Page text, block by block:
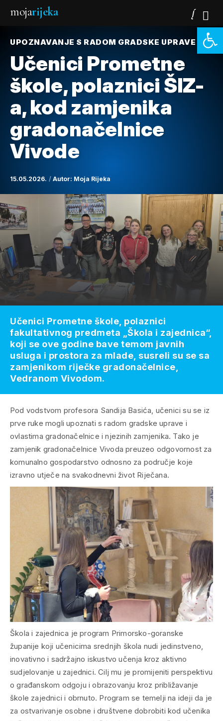
mojarijeka
UPOZNAVANJE S RADOM GRADSKE UPRAVE
Učenici Prometne
škole, polaznici ŠIZ-
a, kod zamjenika
gradonačelnice
Vivode
15.05.2026. Autor: Moja Rijeka
Pod vodstvom profesora Sandija Basića, učenici su se iz
prve ruke mogli upoznati s radom gradske uprave i
ovlastima gradonačelnice i njezinih zamjenika. Tako je
zamjenik gradonačelnice Vivoda preuzeo odgovornost za
komunalno gospodarstvo odnosno za područje koje
izravno utječe na svakodnevni život Riječana.
Škola i zajednica je program Primorsko-goranske
županije koji učenicima srednjih škola nudi jedinstveno,
inovativno i sadržajno iskustvo učenja kroz aktivno
sudjelovanje u zajednici. Cilj mu je promijeniti perspektivu
o građanskom odgoju i obrazovanju kroz približavanje
škole zajednici i obrnuto. Program se temelji na ideji da je
za ostvarivanje osobne i društvene dobrobiti kod učenika
Učenici Prometne škole, polaznici
fakultativnog predmeta „Škola i zajednica“,
koji se ove godine bave temom javnih
usluga i prostora za mlade, susreli su se sa
zamjenikom riječke gradonačelnice,
Vedranom Vivodom.